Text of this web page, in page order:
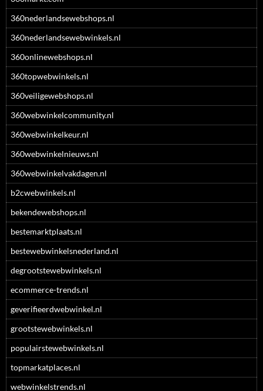
360nederlandsewebshops.nl
360nederlandsewebwinkels.nl
360onlinewebshops.nl
360topwebwinkels.nl
360veiligewebshops.nl
360webwinkelcommunity.nl
360webwinkelkeur.nl
360webwinkelnieuws.nl
360webwinkelvakdagen.nl
b2cwebwinkels.nl
bekendewebshops.nl
bestemarktplaats.nl
bestewebwinkelsnederland.nl
degrootstewebwinkels.nl
ecommerce-trends.nl
geverifieerdwebwinkel.nl
grootstewebwinkels.nl
populairstewebwinkels.nl
topmarkatplaces.nl
webwinkelstrends.nl